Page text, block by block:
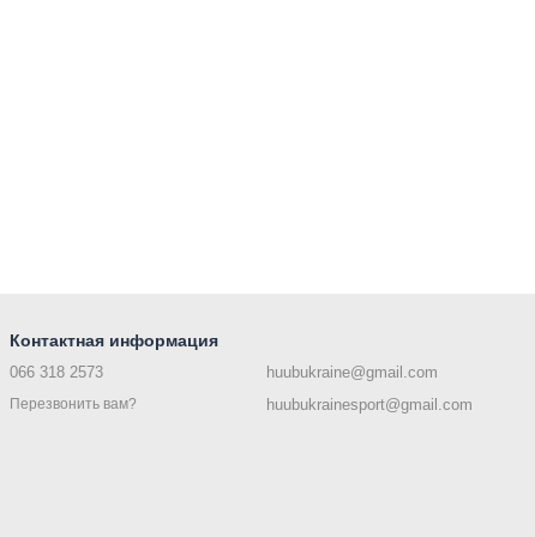
Контактная информация
066 318 2573
Перезвонить вам?
huubukraine@gmail.com
huubukrainesport@gmail.com